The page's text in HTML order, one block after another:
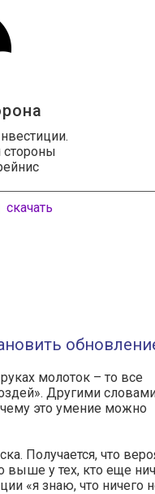
скачать
молоток – то все
Другими
это умение можно
Получается, что
выше у тех, кто еще
«я знаю, что ничего